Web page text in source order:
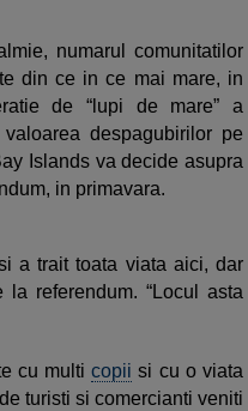
numarul comunitatilor
din ce in ce mai mare, in
de “lupi de mare” a
despagubirilor pe
Islands va decide asupra
in primavara.
a trait toata viata aici, dar
referendum. “Locul asta
cu multicopii si cu o viata
turisti si comercianti veniti